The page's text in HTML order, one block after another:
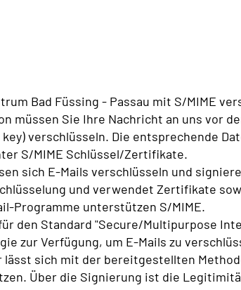
Bad Füssing - Passau mit S/MIME
müssen Sie Ihre Nachricht an uns vor
verschlüsseln. Die entsprechende
S/MIME Schlüssel/Zertifikate.
sich E-Mails verschlüsseln und
und verwendet Zertifikate
Programme unterstützen S/MIME.
den Standard "Secure/Multipurpose
zur Verfügung, um E-Mails zu
lässt sich mit der bereitgestellten
Über die Signierung ist die